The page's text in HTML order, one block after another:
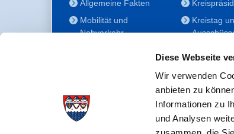
Diese Webseite
Wir verwenden
anbieten zu
Informationen zu
und Analysen
Allgemeine Fakten
Mobilität und
Nahverkehr
Gesundheit
Bildung
Kreistag
für
Der